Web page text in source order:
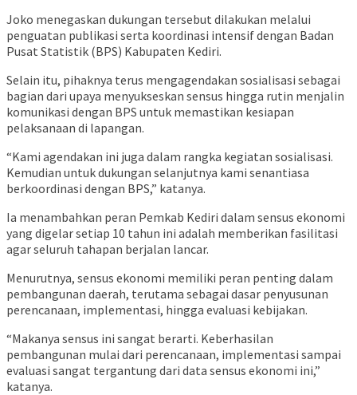
Joko menegaskan dukungan tersebut dilakukan melalui
penguatan publikasi serta koordinasi intensif dengan Badan
Pusat Statistik (BPS) Kabupaten Kediri.
Selain itu, pihaknya terus mengagendakan sosialisasi sebagai
bagian dari upaya menyukseskan sensus hingga rutin menjalin
komunikasi dengan BPS untuk memastikan kesiapan
pelaksanaan di lapangan.
“Kami agendakan ini juga dalam rangka kegiatan sosialisasi.
Kemudian untuk dukungan selanjutnya kami senantiasa
berkoordinasi dengan BPS,” katanya.
Ia menambahkan peran Pemkab Kediri dalam sensus ekonomi
yang digelar setiap 10 tahun ini adalah memberikan fasilitasi
agar seluruh tahapan berjalan lancar.
Menurutnya, sensus ekonomi memiliki peran penting dalam
pembangunan daerah, terutama sebagai dasar penyusunan
perencanaan, implementasi, hingga evaluasi kebijakan.
“Makanya sensus ini sangat berarti. Keberhasilan
pembangunan mulai dari perencanaan, implementasi sampai
evaluasi sangat tergantung dari data sensus ekonomi ini,”
katanya.